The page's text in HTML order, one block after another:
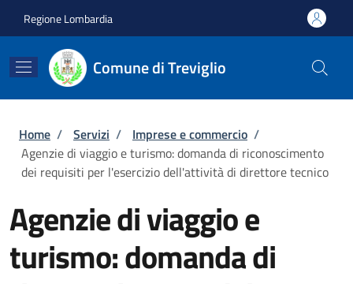
Regione Lombardia
Comune di Treviglio
Briciole di pane
Home / Servizi / Imprese e commercio /
Agenzie di viaggio e turismo: domanda di riconoscimento
dei requisiti per l'esercizio dell'attività di direttore tecnico
Agenzie di viaggio e
turismo: domanda di